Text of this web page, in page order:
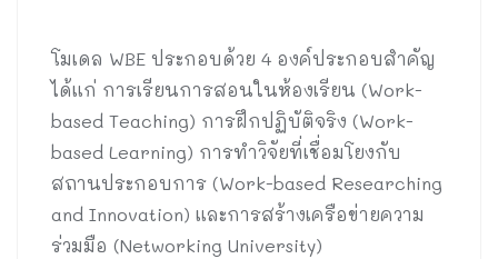
โมเดล WBE ประกอบด้วย 4 องค์ประกอบสำคัญ
ได้แก่ การเรียนการสอนในห้องเรียน (Work-
based Teaching) การฝึกปฏิบัติจริง (Work-
based Learning) การทำวิจัยที่เชื่อมโยงกับ
สถานประกอบการ (Work-based Researching
and Innovation) และการสร้างเครือข่ายความ
ร่วมมือ (Networking University)